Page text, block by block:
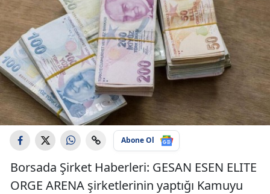
Abone Ol
Borsada Şirket Haberleri: GESAN ESEN ELITE
ORGE ARENA şirketlerinin yaptığı Kamuyu